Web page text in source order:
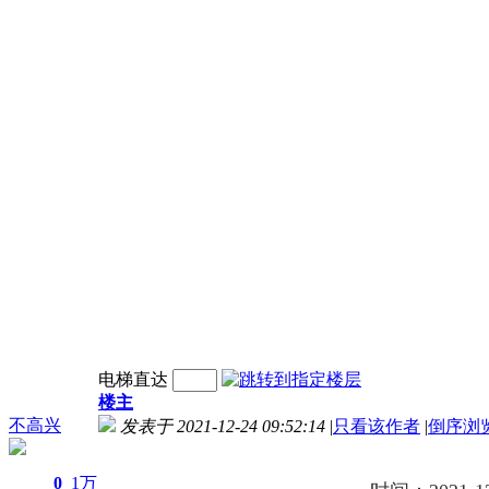
不高兴
0 1万
电梯直达
楼主
发表于 2021-12-24 09:52:14 |只看该作者 |倒序浏